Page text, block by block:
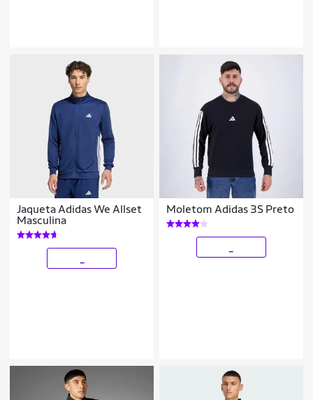
Jaqueta Adidas We Allset
Masculina
Moletom Adidas 3S Preto